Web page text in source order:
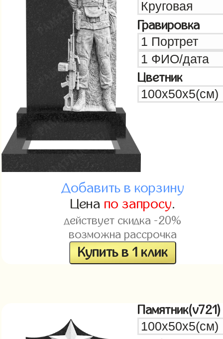
Гравировка
Цветник
Добавить в корзину
Цена по запросу.
действует скидка -20%
возможна рассрочка
Купить в 1 клик
Памятник(v721)